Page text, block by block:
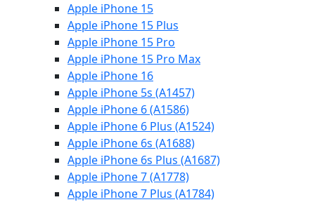
Apple iPhone 15
Apple iPhone 15 Plus
Apple iPhone 15 Pro
Apple iPhone 15 Pro Max
Apple iPhone 16
Apple iPhone 5s (A1457)
Apple iPhone 6 (A1586)
Apple iPhone 6 Plus (A1524)
Apple iPhone 6s (A1688)
Apple iPhone 6s Plus (A1687)
Apple iPhone 7 (A1778)
Apple iPhone 7 Plus (A1784)